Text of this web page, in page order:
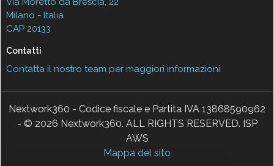
Milano - Italia
CAP 20133
Contatti
Contatta il nostro team per maggiori informazioni
Nextwork360 - Codice fiscale e Partita IVA 13868590962
- © 2026 Nextwork360. ALL RIGHTS RESERVED. ISP
AWS
Mappa del sito